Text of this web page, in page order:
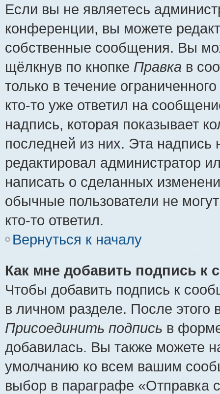
Если вы не являетесь
конференции, вы можете
собственные сообщения. Вы
щёлкнув по кнопке Правка в
только в течение
кто-то уже ответил на
надпись, которая показывает
последней из них. Эта
редактировал администратор
написать о сделанных
обычные пользователи не
кто-то ответил.
Вернуться к началу
Как мне добавить подпись к
Чтобы добавить подпись к
в личном разделе. После
Присоединить подпись в
добавилась. Вы также можете
умолчанию ко всем вашим
выбор в параграфе «Отправка